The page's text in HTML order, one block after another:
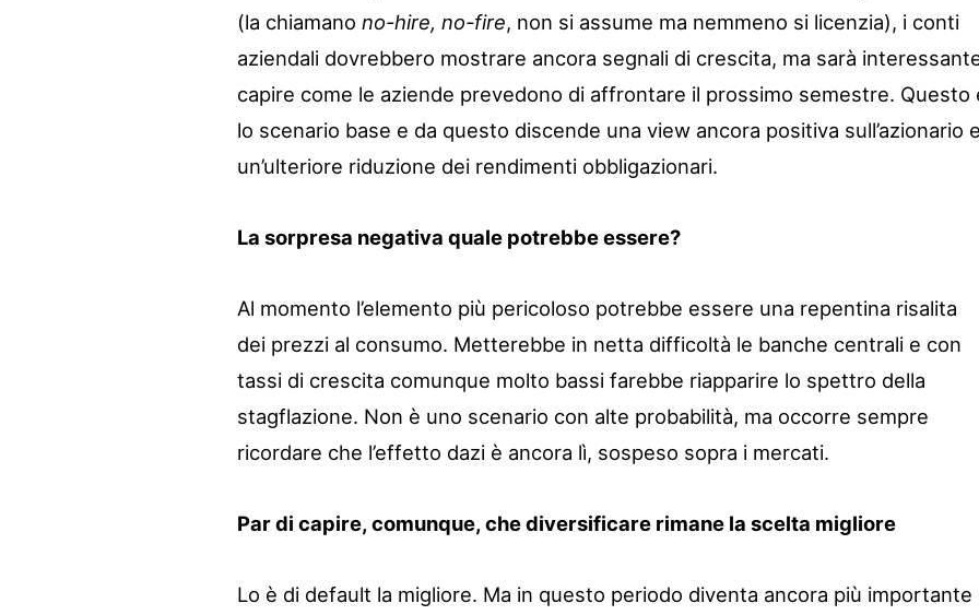
(la chiamano no-hire, no-fire, non si assume ma nemmeno si licenzia), i conti
aziendali dovrebbero mostrare ancora segnali di crescita, ma sarà
capire come le aziende prevedono di affrontare il prossimo semestre. Questo
lo scenario base e da questo discende una view ancora positiva sull’azionario
un’ulteriore riduzione dei rendimenti obbligazionari.
La sorpresa negativa quale potrebbe essere?
Al momento l’elemento più pericoloso potrebbe essere una repentina risalita
dei prezzi al consumo. Metterebbe in netta difficoltà le banche centrali e con
tassi di crescita comunque molto bassi farebbe riapparire lo spettro della
stagflazione. Non è uno scenario con alte probabilità, ma occorre sempre
ricordare che l’effetto dazi è ancora lì, sospeso sopra i mercati.
Par di capire, comunque, che diversificare rimane la scelta migliore
Lo è di default la migliore. Ma in questo periodo diventa ancora più importante